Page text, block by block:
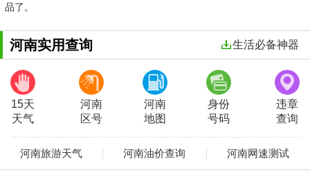
品了。
河南实用查询 生活必备神器
15天
天气
河南
区号
河南
地图
身份
号码
违章
查询
河南旅游天气 河南油价查询 河南网速测试